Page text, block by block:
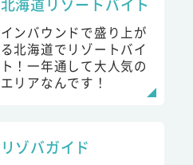
インバウンドで盛り上が
る北海道でリゾートバイ
ト！一年通して大人気の
エリアなんです！
リゾバガイド